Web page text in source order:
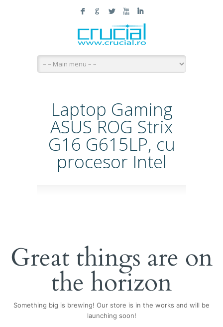
F G L X I
Laptop Gaming
ASUS ROG Strix
G16 G615LP, cu
procesor Intel
Great things are on
the horizon
Something big is brewing! Our store is in the works and will be
launching soon!